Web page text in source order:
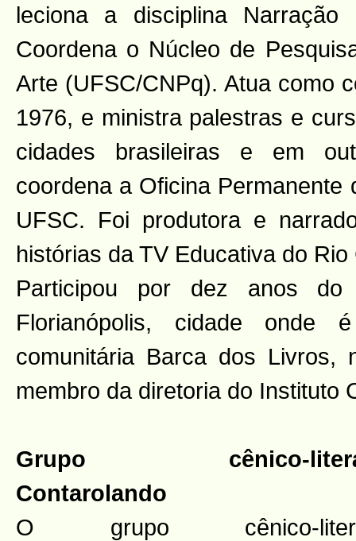
leciona a disciplina
Coordena o Núcleo de
Arte (UFSC/CNPq). Atua como
1976, e ministra palestras e
cidades brasileiras e em
coordena a Oficina
UFSC. Foi produtora e
histórias da TV Educativa do
Participou por dez anos do
Florianópolis, cidade onde
comunitária Barca dos Livros,
membro da diretoria do Instituto
Grupo cênico-
Contarolando
O grupo cênico-